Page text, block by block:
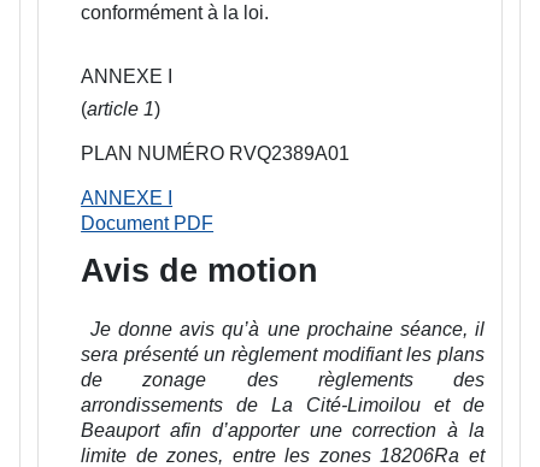
conformément à la loi.
ANNEXE I
(article 1)
PLAN NUMÉRO RVQ2389A01
ANNEXE I
Document PDF
Avis de motion
Je donne avis qu’à une prochaine séance, il
sera présenté un règlement modifiant les plans
de zonage des règlements des
arrondissements de La Cité-Limoilou et de
Beauport afin d’apporter une correction à la
limite de zones, entre les zones 18206Ra et